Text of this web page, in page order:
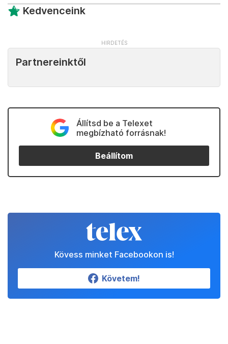
Kedvenceink
Partnereinktől
Állítsd be a Telexet
megbízható forrásnak!
Beállítom
Kövess minket Facebookon is!
Követem!